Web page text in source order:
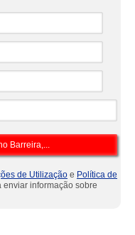
de Utilização e Política de
enviar informação sobre